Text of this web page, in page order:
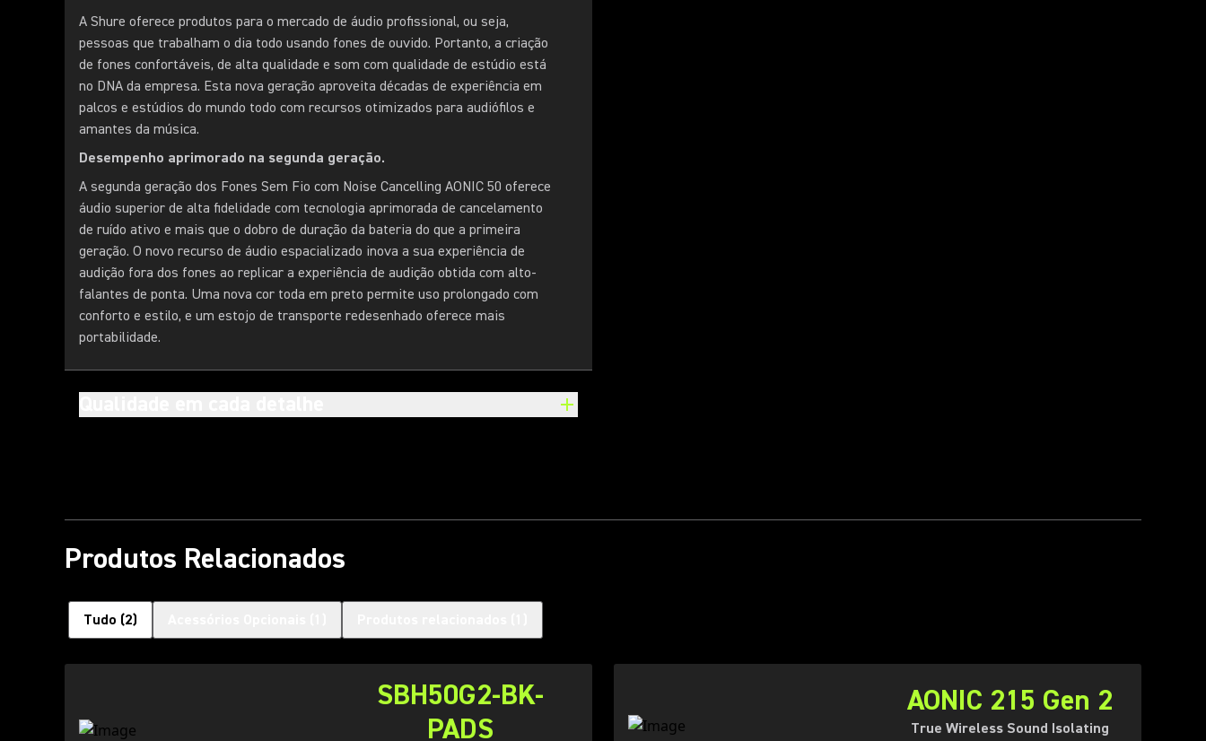
A Shure oferece produtos para o mercado de áudio profissional, ou seja,
pessoas que trabalham o dia todo usando fones de ouvido. Portanto, a criação
de fones confortáveis, de alta qualidade e som com qualidade de estúdio está
no DNA da empresa. Esta nova geração aproveita décadas de experiência em
palcos e estúdios do mundo todo com recursos otimizados para audiófilos e
amantes da música.
Desempenho aprimorado na segunda geração.
A segunda geração dos Fones Sem Fio com Noise Cancelling AONIC 50 oferece
áudio superior de alta fidelidade com tecnologia aprimorada de cancelamento
de ruído ativo e mais que o dobro de duração da bateria do que a primeira
geração. O novo recurso de áudio espacializado inova a sua experiência de
audição fora dos fones ao replicar a experiência de audição obtida com alto-
falantes de ponta. Uma nova cor toda em preto permite uso prolongado com
conforto e estilo, e um estojo de transporte redesenhado oferece mais
portabilidade.
Produtos Relacionados
Tudo (2)
SBH50G2-BK-
PADS
AONIC 215 Gen 2
True Wireless Sound Isolating